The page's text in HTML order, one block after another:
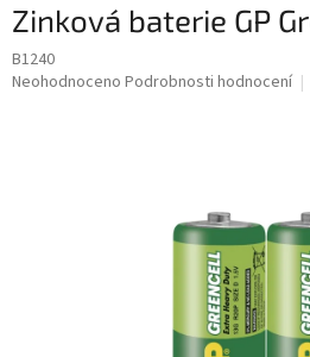
Zinková baterie GP
B1240
Průměrné
Neohodnoceno Podrobnosti hodnocení